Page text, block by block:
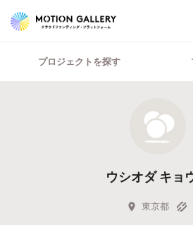
プロジェクトを探す
ウシオダ キョ
東京都